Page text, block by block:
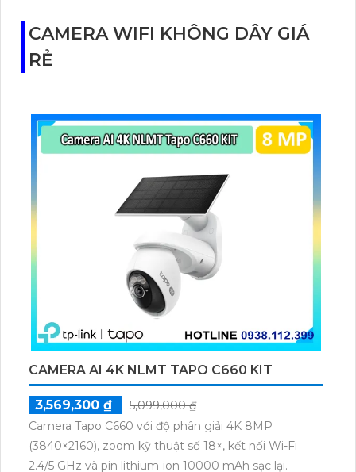
trực tiếp hình ảnh từ bất kỳ đâu thông qua ứng dụng
di động. Điều khiển bằng điện thoại, ngày và đêm.
Được sản xuất bởi hãng Dahua Technology - một
CAMERA WIFI KHÔNG DÂY GIÁ
RẺ
CAMERA AI 4K NLMT TAPO C660 KIT
3,569,300 ₫
5,099,000 ₫
Camera Tapo C660 với độ phân giải 4K 8MP
(3840×2160), zoom kỹ thuật số 18×, kết nối Wi-Fi
2.4/5 GHz và pin lithium-ion 10000 mAh sạc lại.